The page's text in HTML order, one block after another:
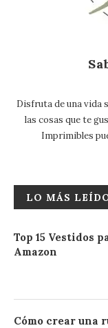
Disfruta de una vida
las cosas que te
Imprimibles
LO MÁS
Top 15 Vestidos
Amazon
Cómo crear una